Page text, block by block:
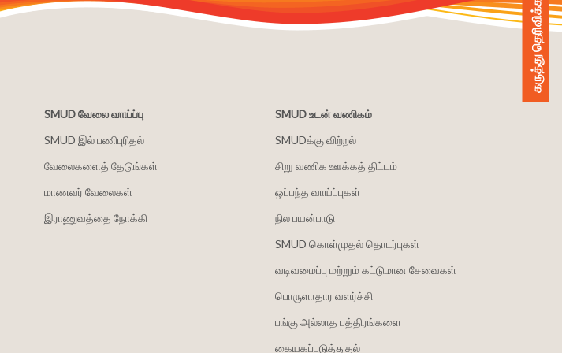
SMUD வேலை வாய்ப்பு
SMUD இல் பணிபுரிதல்
வேலைகளைத் தேடுங்கள்
மாணவர் வேலைகள்
இராணுவத்தை நோக்கி
SMUD உடன் வணிகம்
SMUDக்கு விற்றல்
சிறு வணிக ஊக்கத் திட்டம்
ஒப்பந்த வாய்ப்புகள்
நில பயன்பாடு
SMUD கொள்முதல் தொடர்புகள்
வடிவமைப்பு மற்றும் கட்டுமான சேவைகள்
பொருளாதார வளர்ச்சி
பங்கு அல்லாத பத்திரங்களை
கையகப்படுத்துதல்
கருத்து தெரிவிக்கவும்